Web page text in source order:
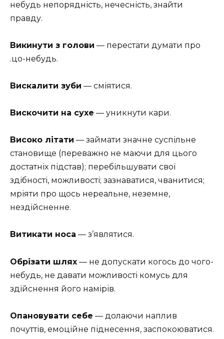
небудь непорядність, нечесність, знайти
правду.
Викинути з голови — перестати думати про
.цо-небудь.
Вискалити зуби — сміятися.
Вискочити на сухе — уникнути кари.
Високо літати — займати значне суспільне
становище (переважно не маючи для цього
достатніх підстав); перебільшувати свої
здібності, можливості; зазнаватися, чванитися;
мріяти про щось нереальне, неземне,
нездійсненне.
Витикати носа — з’являтися.
Обрізати шлях — не допускати когось до чого-
небудь, не давати можливості комусь для
здійснення його намірів.
Опановувати себе — долаючи наплив
почуттів, емоційне піднесення, заспокоюватися.